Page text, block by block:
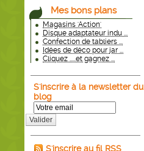
Mes bons plans
Magasins 'Action'
Disque adaptateur indu ...
Confection de tabliers ...
Idées de déco pour jar ...
Cliquez .....et gagnez ...
S'inscrire à la newsletter du
blog
Valider
S'inscrire au fil RSS